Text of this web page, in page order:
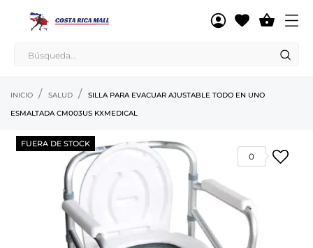

INICIO SALUD
SILLA PARA EVACUAR AJUSTABLE TODO EN UNO
ESMALTADA CM003US KXMEDICAL
FUERA DE STOCK
0